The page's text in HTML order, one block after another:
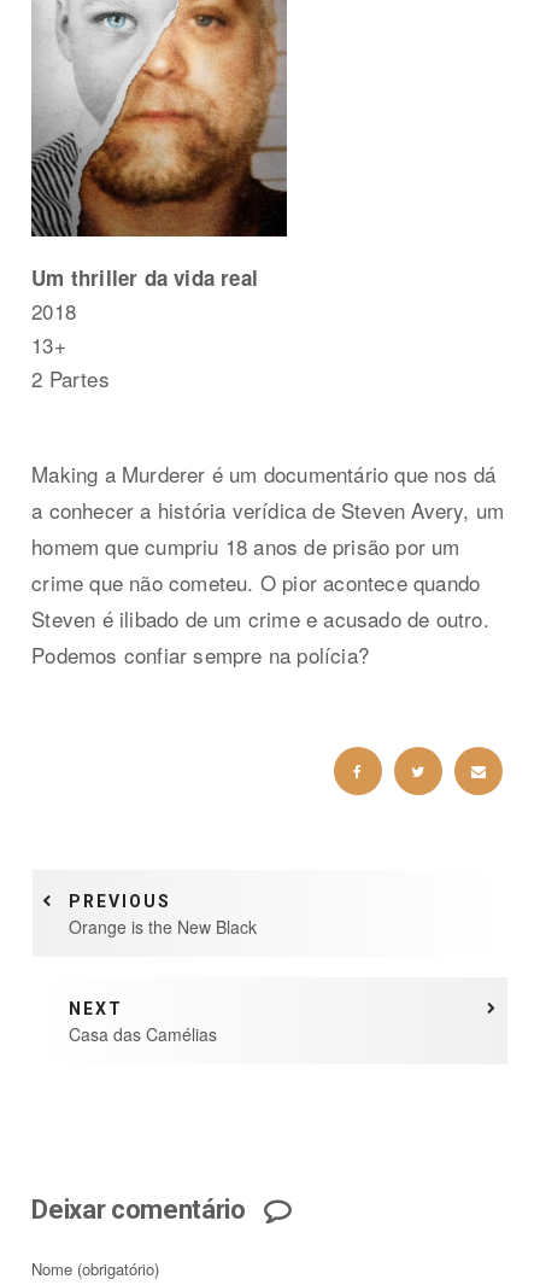
Um thriller da vida real
2018
13+
2 Partes
Making a Murderer é um documentário que nos dá
a conhecer a história verídica de Steven Avery, um
homem que cumpriu 18 anos de prisão por um
crime que não cometeu. O pior acontece quando
Steven é ilibado de um crime e acusado de outro.
Podemos confiar sempre na polícia?
PREVIOUS
Orange is the New Black
NEXT
Casa das Camélias
Deixar comentário
Nome (obrigatório)